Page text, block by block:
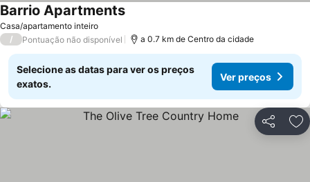
Casa/apartamento inteiro
Barrio ApartmentsVer preços
/ Pontuação não disponível a 0.7 km de Centro da cidade
Selecione as datas para ver os preços
exatos.
Ver preços
Partilhar